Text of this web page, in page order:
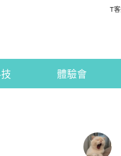
T
體驗會